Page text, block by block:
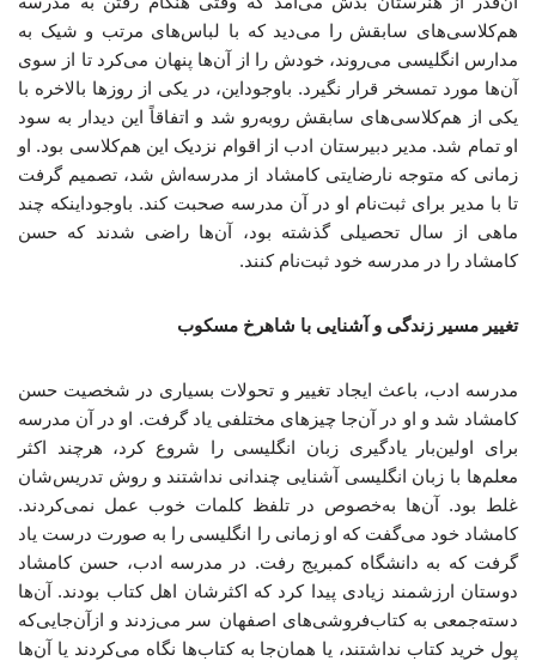
هم‌کلاسی‌های سابقش را می‌دید که با لباس‌های مرتب و شیک به
مدارس انگلیسی می‌روند، خودش را از آن‌ها پنهان می‌کرد تا از سوی
آن‌ها مورد تمسخر قرار نگیرد. باوجوداین، در یکی از روزها بالاخره با
یکی از هم‌کلاسی‌های سابقش روبه‌رو شد و اتفاقاً این دیدار به سود
او تمام شد. مدیر دبیرستان ادب از اقوام نزدیک این هم‌کلاسی بود. او
زمانی که متوجه‌ نارضایتی کامشاد از مدرسه‌اش شد، تصمیم گرفت
تا با مدیر برای ثبت‌نام او در آن مدرسه صحبت کند. باوجوداینکه چند
ماهی از سال تحصیلی گذشته بود، آن‌ها راضی شدند که حسن
کامشاد را در مدرسه‌ خود ثبت‌نام کنند.
تغییر مسیر زندگی و آشنایی با شاهرخ مسکوب
مدرسه‌ ادب، باعث ایجاد تغییر و تحولات بسیاری در شخصیت حسن
کامشاد شد و او در آن‌جا چیزهای مختلفی یاد گرفت. او در آن مدرسه
برای اولین‌بار یادگیری زبان انگلیسی را شروع کرد، هرچند اکثر
معلم‌ها با زبان انگلیسی آشنایی چندانی نداشتند و روش تدریس‌شان
غلط بود. آن‌ها به‌خصوص در تلفظ کلمات خوب عمل نمی‌کردند.
کامشاد خود می‌گفت که او زمانی را انگلیسی را به ‌صورت درست یاد
گرفت که به دانشگاه کمبریج رفت. در مدرسه‌ ادب، حسن کامشاد
دوستان ارزشمند زیادی پیدا کرد که اکثرشان اهل کتاب بودند. آن‌ها
دسته‌جمعی به کتاب‌فروشی‌های اصفهان سر می‌زدند و ازآن‌جایی‌که
پول خرید کتاب نداشتند، یا همان‌جا به کتاب‌ها نگاه می‌کردند یا آن‌ها